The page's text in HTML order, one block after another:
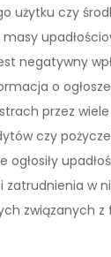
użytku czy
negatywny
o
przez
czy
ogłosiły
zatrudnienia w
związanych